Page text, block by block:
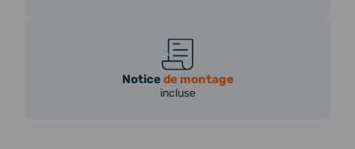
Noticede montage
incluse